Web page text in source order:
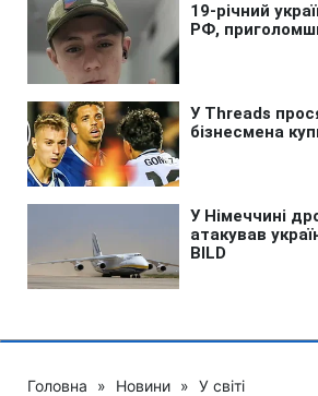
Головна » Новини » У світі